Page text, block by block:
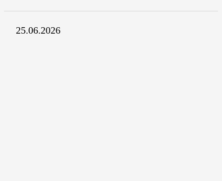
25.06.2026